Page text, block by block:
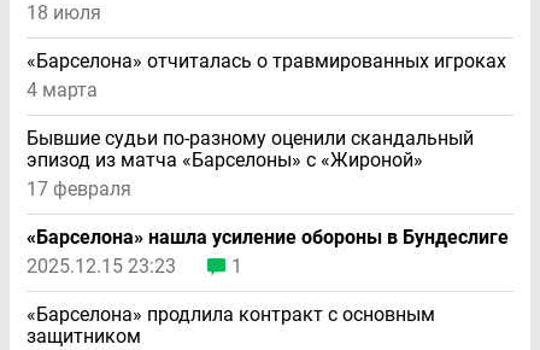
18 июля
«Барселона» отчиталась о травмированных игроках
4 марта
Бывшие судьи по-разному оценили скандальный
эпизод из матча «Барселоны» с «Жироной»
17 февраля
«Барселона» нашла усиление обороны в Бундеслиге
2025.12.15 23:23
1
«Барселона» продлила контракт с основным
защитником